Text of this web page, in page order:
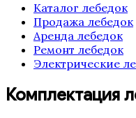
Каталог лебедок
Продажа лебедок
Аренда лебедок
Ремонт лебедок
Электрические
Комплектация